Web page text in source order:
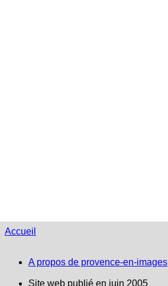
Accueil
A propos de provence-en-images
Site web publié en juin 2005